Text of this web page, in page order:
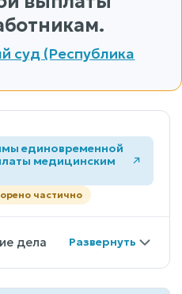
суд (Республика
единовременной
медицинским
частично
дела